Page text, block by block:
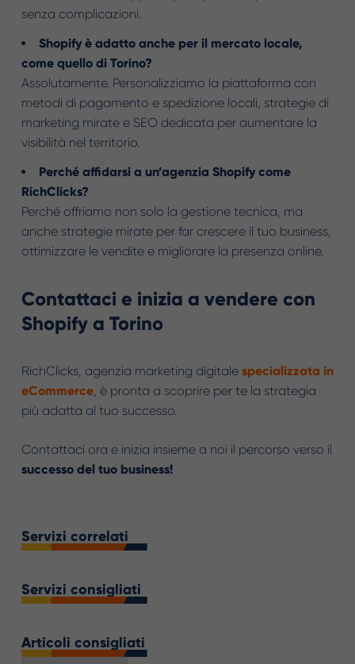
senza complicazioni.
Shopify è adatto anche per il mercato locale,
come quello di Torino?
Assolutamente. Personalizziamo la piattaforma con
metodi di pagamento e spedizione locali, strategie di
marketing mirate e SEO dedicata per aumentare la
visibilità nel territorio.
Perché affidarsi a un’agenzia Shopify come
RichClicks?
Perché offriamo non solo la gestione tecnica, ma
anche strategie mirate per far crescere il tuo business,
ottimizzare le vendite e migliorare la presenza online.
Contattaci e inizia a vendere con
Shopify a Torino
RichClicks, agenzia marketing digitale specializzata in
eCommerce, è pronta a scoprire per te la strategia
più adatta al tuo successo.
Contattaci ora e inizia insieme a noi il percorso verso il
successo del tuo business!
Servizi correlati
Servizi consigliati
Articoli consigliati